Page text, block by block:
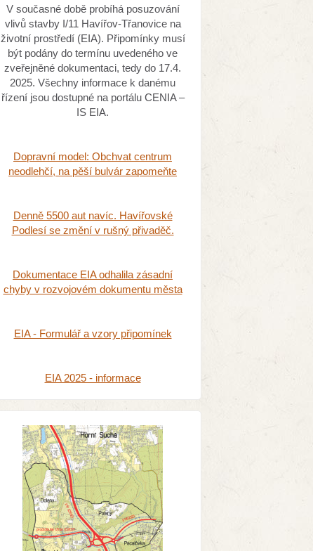
V současné době probíhá posuzování
vlivů stavby I/11 Havířov-Třanovice na
životní prostředí (EIA). Připomínky musí
být podány do termínu uvedeného ve
zveřejněné dokumentaci, tedy do 17.4.
2025. Všechny informace k danému
řízení jsou dostupné na portálu CENIA –
IS EIA.
Dopravní model: Obchvat centrum
neodlehčí, na pěší bulvár zapomeňte
Denně 5500 aut navíc. Havířovské
Podlesí se změní v rušný přivaděč.
Dokumentace EIA odhalila zásadní
chyby v rozvojovém dokumentu města
EIA - Formulář a vzory připomínek
EIA 2025 - informace